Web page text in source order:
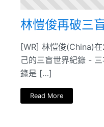
林愷俊再破三
[WR] 林愷俊(China)
己的三盲世界紀錄 -
錄是 […]
Read More